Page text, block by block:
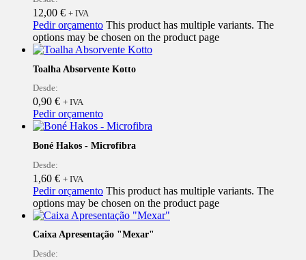
12,00 € + IVA
Pedir orçamento This product has multiple variants. The
options may be chosen on the product page
Toalha Absorvente Kotto
Desde:
0,90 € + IVA
Pedir orçamento
Boné Hakos - Microfibra
Desde:
1,60 € + IVA
Pedir orçamento This product has multiple variants. The
options may be chosen on the product page
Caixa Apresentação "Mexar"
Desde: